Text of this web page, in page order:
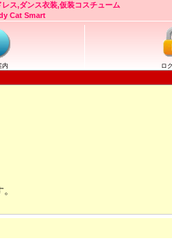
ス,ダンス衣装,仮装コスチューム
Cat Smart
内 ロ